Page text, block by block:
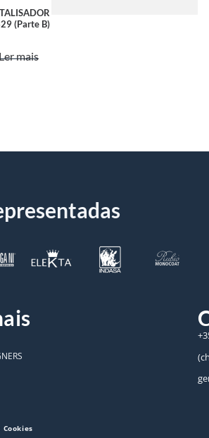
(Parte B)
mais